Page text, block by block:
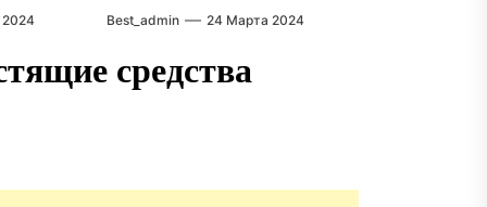
Best_admin 24 Марта 2024
средства